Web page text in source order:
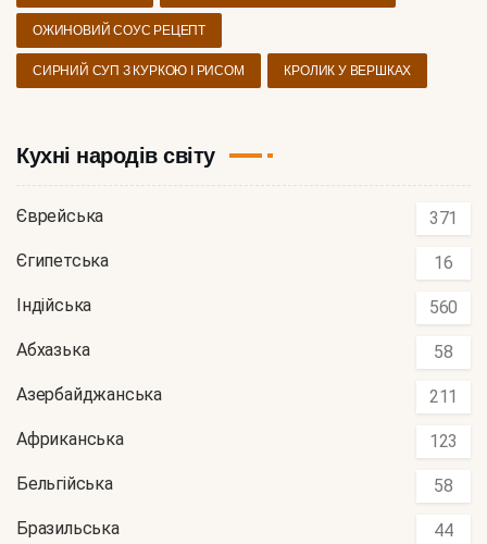
ОЖИНОВИЙ СОУС РЕЦЕПТ
СИРНИЙ СУП З КУРКОЮ І РИСОМ КРОЛИК У ВЕРШКАХ
Кухні народів світу
Єврейська 371
Єгипетська 16
Індійська 560
Абхазька 58
Азербайджанська 211
Африканська 123
Бельгійська 58
Бразильська 44